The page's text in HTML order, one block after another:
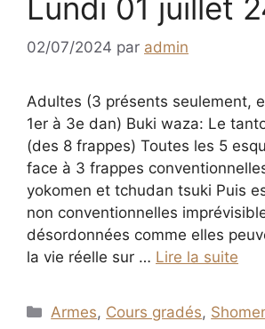
Lundi 01 juillet
02/07/2024 par admin
Adultes (3 présents seulement,
1er à 3e dan) Buki waza: Le
(des 8 frappes) Toutes les 5
face à 3 frappes
yokomen et tchudan tsuki Puis
non conventionnelles
désordonnées comme elles
la vie réelle sur … Lire la suite
Catégories
Armes, Cours gradés,